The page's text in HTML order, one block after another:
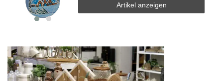
Artikel anzeigen